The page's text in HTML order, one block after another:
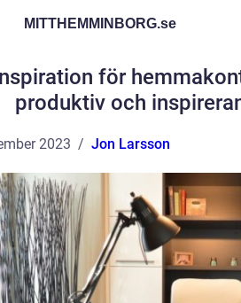
MITTHEMMINBORG.se
för
produktiv och
2023 Jon Larsson